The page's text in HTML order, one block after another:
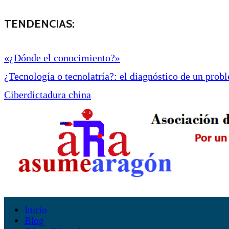
TENDENCIAS:
«¿Dónde el conocimiento?»
¿Tecnología o tecnolatría?: el diagnóstico de un
Ciberdictadura china
Inicio
Blog